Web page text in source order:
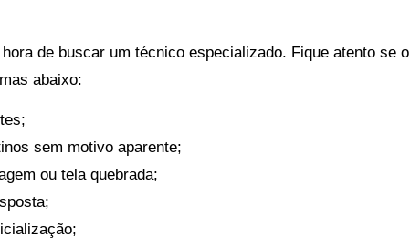
de buscar um técnico especializado. Fique atento se o
abaixo:
sem motivo aparente;
ou tela quebrada;